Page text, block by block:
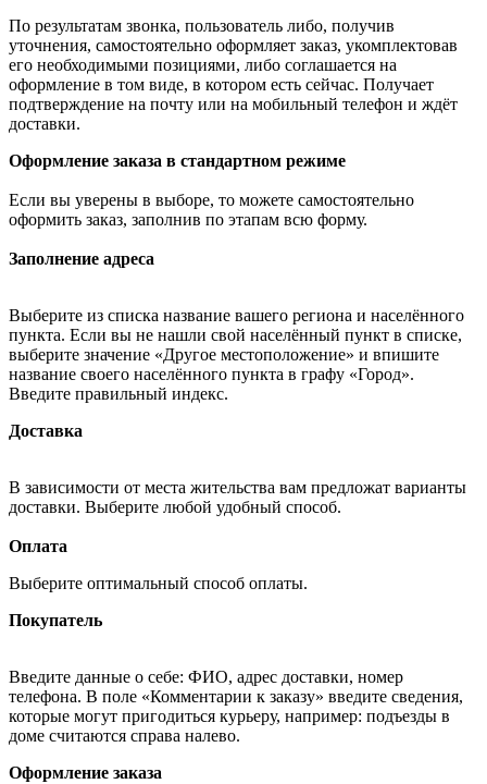
По результатам звонка, пользователь либо, получив
уточнения, самостоятельно оформляет заказ, укомплектовав
его необходимыми позициями, либо соглашается на
оформление в том виде, в котором есть сейчас. Получает
подтверждение на почту или на мобильный телефон и ждёт
доставки.
Оформление заказа в стандартном режиме
Если вы уверены в выборе, то можете самостоятельно
оформить заказ, заполнив по этапам всю форму.
Заполнение адреса
Выберите из списка название вашего региона и населённого
пункта. Если вы не нашли свой населённый пункт в списке,
выберите значение «Другое местоположение» и впишите
название своего населённого пункта в графу «Город».
Введите правильный индекс.
Доставка
В зависимости от места жительства вам предложат варианты
доставки. Выберите любой удобный способ.
Оплата
Выберите оптимальный способ оплаты.
Покупатель
Введите данные о себе: ФИО, адрес доставки, номер
телефона. В поле «Комментарии к заказу» введите сведения,
которые могут пригодиться курьеру, например: подъезды в
доме считаются справа налево.
Оформление заказа